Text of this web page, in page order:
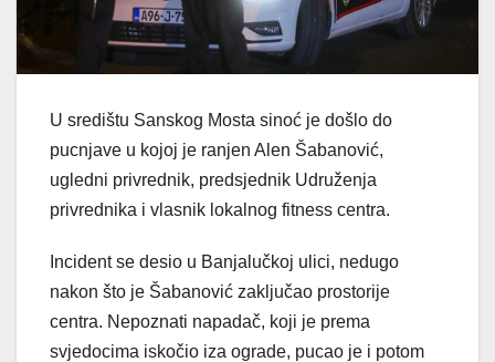
U središtu Sanskog Mosta sinoć je došlo do
pucnjave u kojoj je ranjen Alen Šabanović,
ugledni privrednik, predsjednik Udruženja
privrednika i vlasnik lokalnog fitness centra.
Incident se desio u Banjalučkoj ulici, nedugo
nakon što je Šabanović zaključao prostorije
centra. Nepoznati napadač, koji je prema
svjedocima iskočio iza ograde, pucao je i potom